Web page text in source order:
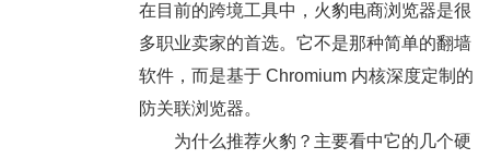
在目前的跨境工具中， 火豹电商浏览器是很
多职业卖家的首选。它不是那种简单的翻墙
软件，而是基于 Chromium 内核深度定制的
防关联浏览器。
为什么推荐火豹？主要看中它的几个硬